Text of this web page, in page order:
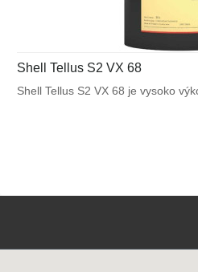
Shell Tellus S2 VX 68
Shell Tellus S2 VX 68 je vysoko